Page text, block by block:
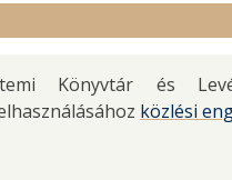
Könyvtár és
közlési